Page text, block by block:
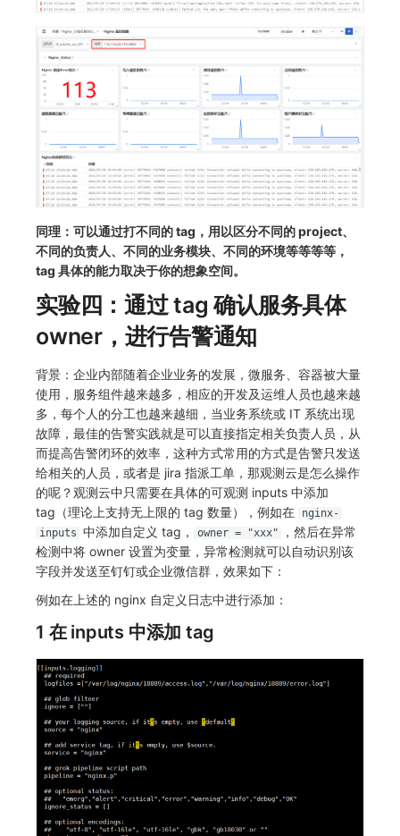
同理：可以通过打不同的 tag，用以区分不同的 project、
不同的负责人、不同的业务模块、不同的环境等等等等，
tag 具体的能力取决于你的想象空间。
实验四：通过 tag 确认服务具体
owner，进行告警通知
背景：企业内部随着企业业务的发展，微服务、容器被大量
使用，服务组件越来越多，相应的开发及运维人员也越来越
多，每个人的分工也越来越细，当业务系统或 IT 系统出现
故障，最佳的告警实践就是可以直接指定相关负责人员，从
而提高告警闭环的效率，这种方式常用的方式是告警只发送
给相关的人员，或者是 jira 指派工单，那观测云是怎么操作
的呢？观测云中只需要在具体的可观测 inputs 中添加
tag（理论上支持无上限的 tag 数量），例如在
nginx-
inputs 中添加自定义 tag， owner = "xxx"
，然后在异常
检测中将 owner 设置为变量，异常检测就可以自动识别该
字段并发送至钉钉或企业微信群，效果如下：
例如在上述的 nginx 自定义日志中进行添加：
1 在 inputs 中添加 tag